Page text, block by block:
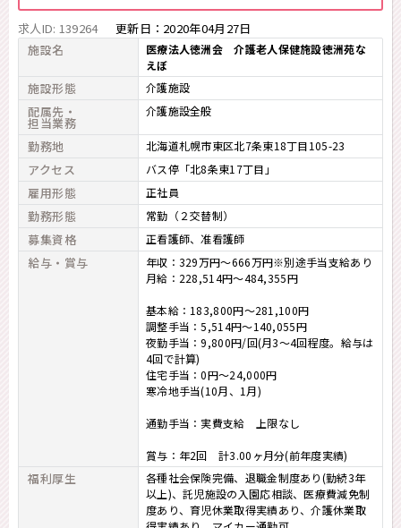
求人ID: 139264 更新日： 2020年04月27日
施設名
医療法人徳洲会 介護老人保健施設徳洲苑な
えぼ
施設形態 介護施設
配属先・
担当業務
介護施設全般
勤務地 北海道札幌市東区北7条東18丁目105-23
アクセス バス停「北8条東17丁目」
雇用形態 正社員
勤務形態 常勤（２交替制）
募集資格 正看護師 准看護師
給与・賞与
年収：329万円～666万円※別途手当支給あり
月給：228,514円～484,355円
基本給：183,800円～281,100円
調整手当：5,514円～140,055円
夜勤手当：9,800円/回(月3～4回程度。給与は
4回で計算)
住宅手当：0円～24,000円
寒冷地手当(10月、1月)
通勤手当：実費支給 上限なし
賞与：年2回 計3.00ヶ月分(前年度実績)
福利厚生
各種社会保険完備、退職金制度あり(勤続3年
以上)、託児施設の入園応相談、医療費減免制
度あり、育児休業取得実績あり、介護休業取